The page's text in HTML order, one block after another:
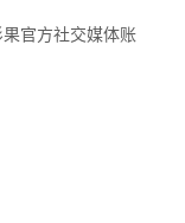
官方社交媒体账